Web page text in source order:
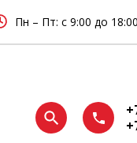
Пн – Пт: с 9:00 до